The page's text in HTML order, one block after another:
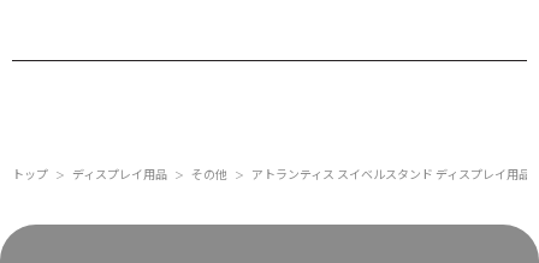
トップ ＞ ディスプレイ用品 ＞ その他 ＞ アトランティス スイベルスタンド ディスプレイ用品